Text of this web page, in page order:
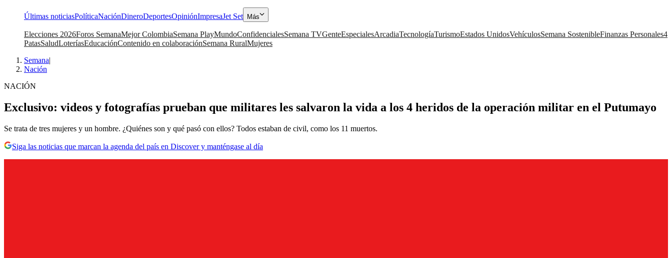
Últimas noticiasPolíticaNaciónDineroDeportesOpiniónImpresaJet Set Más
Elecciones 2026Foros SemanaMejor ColombiaSemana PlayMundoConfidencialesSemana TVGenteEspecialesArcadiaTecnologíaTurismoEstados UnidosVehículosSemana SostenibleFinanzas Personales4
PatasSaludLoteríasEducaciónContenido en colaboraciónSemana RuralMujeres
Semana|
Nación
NACIÓN
Exclusivo: videos y fotografías prueban que militares les salvaron la vida a los 4 heridos de la operación militar en el Putumayo
Se trata de tres mujeres y un hombre. ¿Quiénes son y qué pasó con ellos? Todos estaban de civil, como los 11 muertos.
Siga las noticias que marcan la agenda del país en Discover y manténgase al día